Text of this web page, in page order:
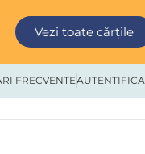
Vezi toate cărțile
FRECVENTE